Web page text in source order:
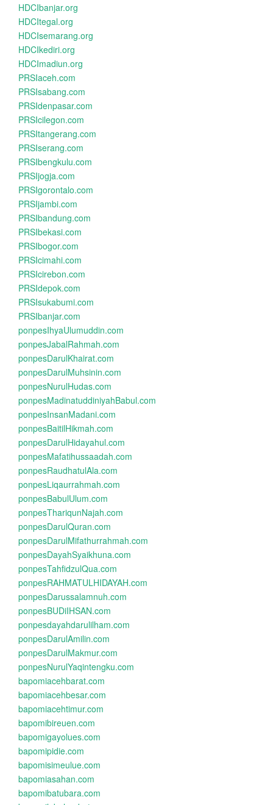
HDCIbanjar.org
HDCItegal.org
HDCIsemarang.org
HDCIkediri.org
HDCImadiun.org
PRSIaceh.com
PRSIsabang.com
PRSIdenpasar.com
PRSIcilegon.com
PRSItangerang.com
PRSIserang.com
PRSIbengkulu.com
PRSIjogja.com
PRSIgorontalo.com
PRSIjambi.com
PRSIbandung.com
PRSIbekasi.com
PRSIbogor.com
PRSIcimahi.com
PRSIcirebon.com
PRSIdepok.com
PRSIsukabumi.com
PRSIbanjar.com
ponpesIhyaUlumuddin.com
ponpesJabalRahmah.com
ponpesDarulKhairat.com
ponpesDarulMuhsinin.com
ponpesNurulHudas.com
ponpesMadinatuddiniyahBabul.com
ponpesInsanMadani.com
ponpesBaitilHikmah.com
ponpesDarulHidayahul.com
ponpesMafatihussaadah.com
ponpesRaudhatulAla.com
ponpesLiqaurrahmah.com
ponpesBabulUlum.com
ponpesThariqunNajah.com
ponpesDarulQuran.com
ponpesDarulMifathurrahmah.com
ponpesDayahSyaikhuna.com
ponpesTahfidzulQua.com
ponpesRAHMATULHIDAYAH.com
ponpesDarussalamnuh.com
ponpesBUDiIHSAN.com
ponpesdayahdarulilham.com
ponpesDarulAmilin.com
ponpesDarulMakmur.com
ponpesNurulYaqintengku.com
bapomiacehbarat.com
bapomiacehbesar.com
bapomiacehtimur.com
bapomibireuen.com
bapomigayolues.com
bapomipidie.com
bapomisimeulue.com
bapomiasahan.com
bapomibatubara.com